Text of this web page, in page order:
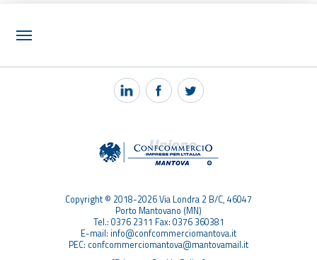
NOTIZIE
PEC MANTOVA MAIL
Copyright © 2018-2026 Via Londra 2 B/C, 46047
Porto Mantovano (MN)
Tel.: 0376 2311 Fax: 0376 360381
E-mail: info@confcommerciomantova.it
PEC: confcommerciomantova@mantovamail.it